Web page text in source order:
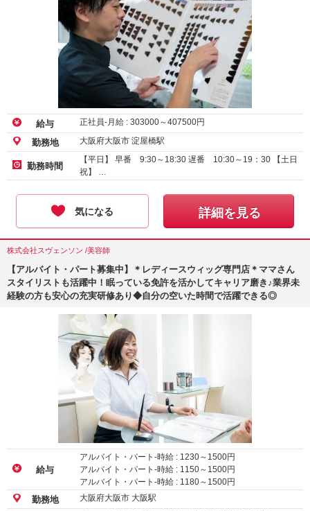
給与 正社員-月給 : 303000～407500円
勤務地 大阪府大阪市 淀屋橋駅
勤務時間
【平日】 早番 9:30～18:30 遅番 10:30～19：30 【土日
祝】 …
気になる 詳細を見る
株式会社スヴェンソン /美容師
【アルバイト・パート募集中】＊レディースウィッグ専門店＊ママさん
スタイリストも活躍中！眠っている免許を活かしてキャリア磨き♪業界未
経験の方も安心の充実研修あり◆自分の空いた時間で活躍できる◎
給与
アルバイト・パート-時給 : 1230～ 1500円
アルバイト・パート-時給 : 1150～ 1500円
アルバイト・パート-時給 : 1180～ 1500円
勤務地 大阪府大阪市 大阪駅